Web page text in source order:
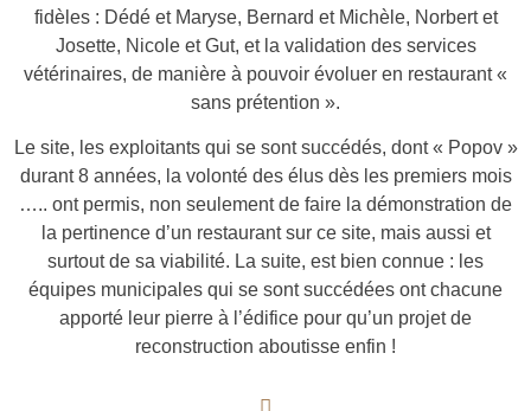
fidèles : Dédé et Maryse, Bernard et Michèle, Norbert et
Josette, Nicole et Gut, et la validation des services
vétérinaires, de manière à pouvoir évoluer en restaurant «
sans prétention ».
Le site, les exploitants qui se sont succédés, dont « Popov »
durant 8 années, la volonté des élus dès les premiers mois
….. ont permis, non seulement de faire la démonstration de
la pertinence d’un restaurant sur ce site, mais aussi et
surtout de sa viabilité. La suite, est bien connue : les
équipes municipales qui se sont succédées ont chacune
apporté leur pierre à l’édifice pour qu’un projet de
reconstruction aboutisse enfin !